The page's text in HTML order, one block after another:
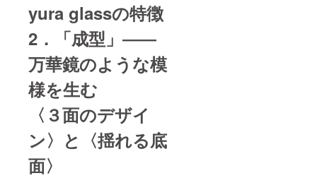
yura glassの特徴
2．「成型」――
万華鏡のような模
様を生む
〈３面のデザイ
ン〉と〈揺れる底
面〉